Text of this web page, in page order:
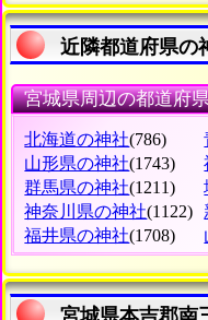
近隣都道府県の
宮城県周辺の都道府
北海道の神社(786)
山形県の神社(1743)
群馬県の神社(1211)
神奈川県の神社(1122)
福井県の神社(1708)